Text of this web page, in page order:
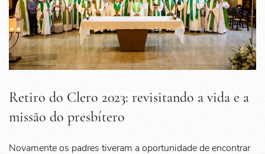
Retiro do Clero 2023: revisitando a vida e a
missão do presbítero
Novamente os padres tiveram a oportunidade de encontrar